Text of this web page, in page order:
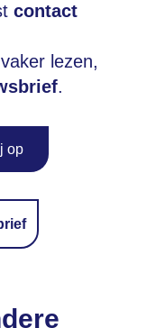
contact
lezen,
.
op